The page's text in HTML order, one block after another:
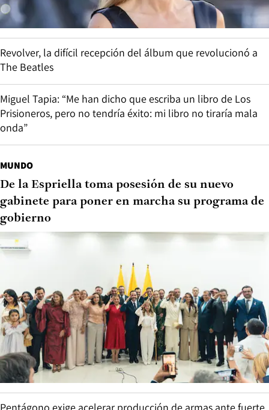
Revolver, la difícil recepción del álbum que revolucionó a
The Beatles
Miguel Tapia: “Me han dicho que escriba un libro de Los
Prisioneros, pero no tendría éxito: mi libro no tiraría mala
onda”
MUNDO
De la Espriella toma posesión de su nuevo
gabinete para poner en marcha su programa de
gobierno
Pentágono exige acelerar producción de armas ante fuerte